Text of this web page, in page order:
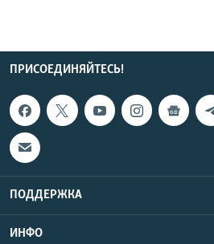
ПРИСОЕДИНЯЙТЕСЬ!
ПОДДЕРЖКА
ИНФО